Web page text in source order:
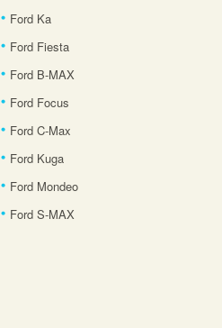
Ford Ka
Ford Fiesta
Ford B-MAX
Ford Focus
Ford C-Max
Ford Kuga
Ford Mondeo
Ford S-MAX